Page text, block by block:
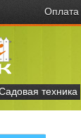
Оплата
техника